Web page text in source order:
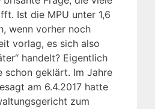
Ist die MPU unter 1,6
wenn vorher noch
vorlag, es sich also
handelt? Eigentlich
schon geklärt. Im Jahre
am 6.4.2017 hatte
zum